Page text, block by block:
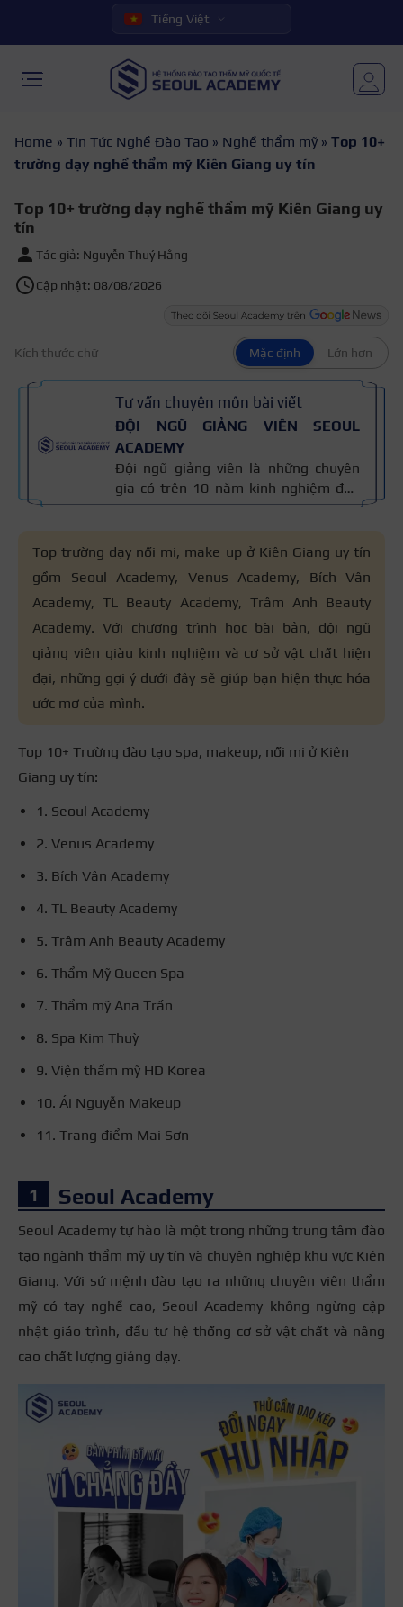
Tiếng Việt
Home » Tin Tức Nghề Đào Tạo » Nghề thẩm mỹ » Top 10+
trường dạy nghề thẩm mỹ Kiên Giang uy tín
Top 10+ trường dạy nghề thẩm mỹ Kiên Giang uy
tín
Tác giả: Nguyễn Thuý Hằng
Cập nhật: 08/08/2026
Kích thước chữ Mặc định Lớn hơn
Tư vấn chuyên môn bài viết
ĐỘI NGŨ GIẢNG VIÊN SEOUL
ACADEMY
Đội ngũ giảng viên là những chuyên
gia có trên 10 năm kinh nghiệm đào
tạo nghề và kiến thức thẩm mỹ
nối mi, trang điểm, tóc. Nội dung bài
đào tạo và kinh nghiệm giảng dạy
thực tế, đồng thời được cập nhật
thường xuyên để đảm bảo tính chính
xác.
Top trường dạy nối mi, make up ở Kiên Giang uy tín
gồm Seoul Academy, Venus Academy, Bích Vân
Academy, TL Beauty Academy, Trâm Anh Beauty
Academy. Với chương trình học bài bản, đội ngũ
giảng viên giàu kinh nghiệm và cơ sở vật chất hiện
đại, những gợi ý dưới đây sẽ giúp bạn hiện thực hóa
ước mơ của mình.
Top 10+ Trường đào tạo spa, makeup, nối mi ở Kiên
Giang uy tín:
1. Seoul Academy
2. Venus Academy
3. Bích Vân Academy
4. TL Beauty Academy
5. Trâm Anh Beauty Academy
6. Thẩm Mỹ Queen Spa
7. Thẩm mỹ Ana Trần
8. Spa Kim Thuỳ
9. Viện thẩm mỹ HD Korea
10. Ái Nguyễn Makeup
11. Trang điểm Mai Sơn
Seoul Academy
Seoul Academy tự hào là một trong những trung tâm đào
tạo ngành thẩm mỹ uy tín và chuyên nghiệp khu vực Kiên
Giang. Với sứ mệnh đào tạo ra những chuyên viên thẩm
mỹ có tay nghề cao, Seoul Academy không ngừng cập
nhật giáo trình, đầu tư hệ thống cơ sở vật chất và nâng
cao chất lượng giảng dạy.